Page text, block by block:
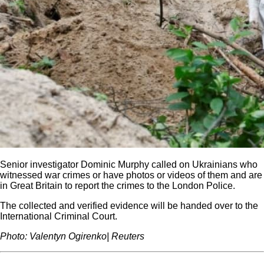
Senior investigator Dominic Murphy called on Ukrainians who
witnessed war crimes or have photos or videos of them and are
in Great Britain to report the crimes to the London Police.
The collected and verified evidence will be handed over to the
International Criminal Court.
Photo: Valentyn Ogirenko| Reuters